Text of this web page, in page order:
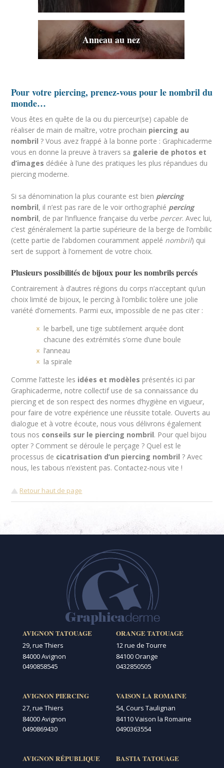
Anneau au nez
Pour votre piercing, prenez-vous pour le nombril du
monde…
Vous êtes en quête de la ou du pierceur(se) capable de
réaliser de main de maître, votre prochain piercing au
nombril ? Vous avez frappé à la bonne porte : Graphicaderme
vous en donne la preuve à travers sa galerie de photos et
d’images dédiée à l’une des pratiques les plus répandues du
piercing moderne.
Si sa dénomination la plus courante est bien piercing
nombril, il n’est pas rare de le voir orthographié percing
nombril, de par l’influence française du verbe percer. Avec lui,
c’est généralement la partie supérieure de la berge de l’ombilic
(cette partie de l’abdomen couramment appelé nombril) qui
sert de support à l’ornement de votre choix.
Plusieurs possibilités de bijoux pour les nombrils percés
Contrairement à d’autres régions du corps n’acceptant qu’un
choix limité de bijoux, le percing à l’ombilic tolère une jolie
variété d’ornements. Parmi eux, impossible de ne pas citer :
le barbell, une tige subtilement arquée dont
chacune des extrémités s’orne d’une boule
l’anneau
la spirale
Comme l’atteste les idées et modèles présentés ici par
Graphicaderme, notre collectif use de sa connaissance du
piercing et de son respect des normes d’hygiène en vigueur,
pour faire de votre expérience une réussite totale. Ouverts au
dialogue et à votre écoute, nous vous délivrons également
tous nos conseils sur le piercing nombril. Pour quel bijou
opter ? Comment se déroule le perçage ? Quel est le
processus de cicatrisation d’un piercing nombril ? Avec
nous, les tabous n’existent pas. Contactez-nous vite !
Retour haut de page
AVIGNON TATOUAGE
29, rue Thiers
84000 Avignon
0490858545
AVIGNON PIERCING
27, rue Thiers
84000 Avignon
0490869430
AVIGNON RÉPUBLIQUE
ORANGE TATOUAGE
12 rue de Tourre
84100 Orange
0432850505
VAISON LA ROMAINE
54, Cours Taulignan
84110 Vaison la Romaine
0490363554
BASTIA TATOUAGE